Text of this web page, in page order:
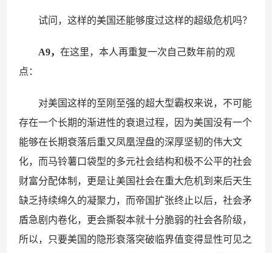
试问，这样的美国还能够度过这样的超级危机吗？
A9，在这里，本人再重复一次自己数年前的观
点：
对美国这样的至刚至强的超大型霸权来说，不可能
存在一个长期的渐进性的衰退过程，因为美国没有一个
能够在长期衰落后重又凤凰涅盘的深厚坚韧的伟大文
化，而马铃薯口袋型的多元社会结构和极不公平的社会
财富分配体制，更是让美国社会在重大危机到来后天生
缺乏持续绵久的凝聚力，而帝国扩张终止以后，社会矛
盾急剧内卷化，更会撕裂本就十分脆弱的社会各阶级，
所以，只要美国的隐形衰落突破临界值变得显性可见之